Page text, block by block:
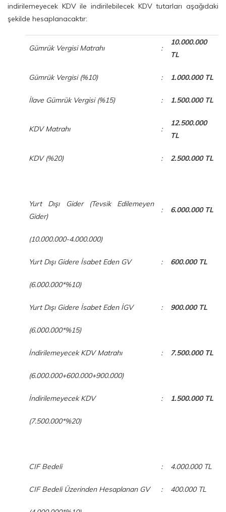
indirilemeyecek KDV ile indirilebilecek KDV tutarları aşağıdaki
şekilde hesaplanacaktır:
Gümrük Vergisi Matrahı :
10.000.000
TL
Gümrük Vergisi (%10) : 1.000.000 TL
İlave Gümrük Vergisi (%15) : 1.500.000 TL
KDV Matrahı :
12.500.000
TL
KDV (%20) : 2.500.000 TL
Yurt Dışı Gider (Tevsik Edilemeyen
Gider)
: 6.000.000 TL
(10.000.000-4.000.000)
Yurt Dışı Gidere İsabet Eden GV : 600.000 TL
(6.000.000*%10)
Yurt Dışı Gidere İsabet Eden İGV : 900.000 TL
(6.000.000*%15)
İndirilemeyecek KDV Matrahı : 7.500.000 TL
(6.000.000+600.000+900.000)
İndirilemeyecek KDV : 1.500.000 TL
(7.500.000*%20)
CIF Bedeli : 4.000.000 TL
CIF Bedeli Üzerinden Hesaplanan GV : 400.000 TL